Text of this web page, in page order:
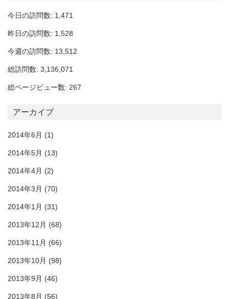
今日の訪問数: 1,471
昨日の訪問数: 1,528
今週の訪問数: 13,512
総訪問数: 3,136,071
総ページビュー数: 267
アーカイブ
2014年6月 (1)
2014年5月 (13)
2014年4月 (2)
2014年3月 (70)
2014年1月 (31)
2013年12月 (68)
2013年11月 (66)
2013年10月 (98)
2013年9月 (46)
2013年8月 (56)